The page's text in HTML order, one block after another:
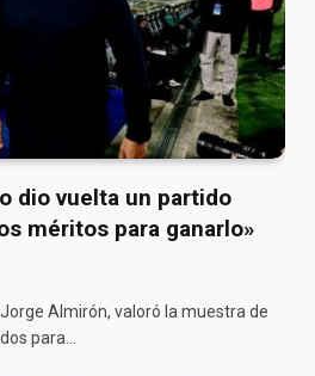
dio vuelta un partido
méritos para ganarlo»
Almirón, valoró la muestra de
para…